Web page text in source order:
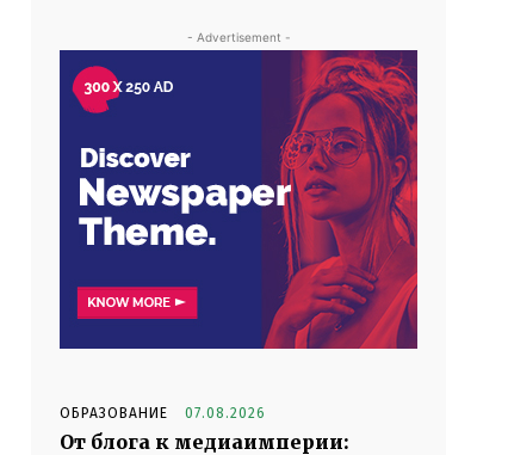
- Advertisement -
ОБРАЗОВАНИЕ 07.08.2026
От блога к медиаимперии: